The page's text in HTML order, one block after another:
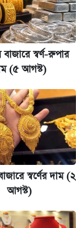
গেল
যা
দাম ও ফিচার
স্বর্ণ-রুপার
(৫ আগস্ট)
স্বর্ণের দাম (২
আগস্ট)